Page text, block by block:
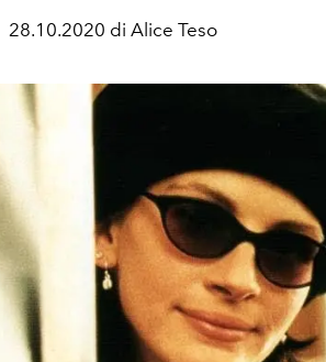
28.10.2020 di Alice Teso